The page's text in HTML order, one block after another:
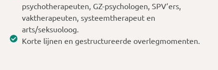
psychotherapeuten, GZ-psychologen, SPV’ers,
vaktherapeuten, systeemtherapeut en
arts/seksuoloog.
Korte lijnen en gestructureerde overlegmomenten.